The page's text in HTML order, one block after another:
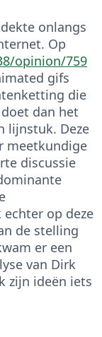
onlangs
Op
opinion/759
gifs
die
dan het
lijnstuk. Deze
meetkundige
discussie
op deze
de stelling
er een
van Dirk
zijn ideën iets